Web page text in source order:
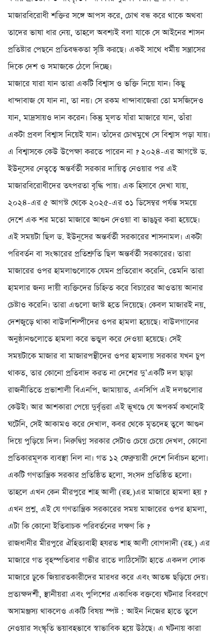
মাজারবিরোধী শক্তির সঙ্গে আপস করে, চোখ বন্ধ করে থাকে অথবা
তাদের ভাষা ধার নেয়, তাহলে অবশ্যই বলা যাকে সে আইনের শাসন
প্রতিষ্টার পেছনে প্রতিবন্ধকতা সৃষ্টি করছে। একই সাথে ধর্মীয় সন্ত্রাসের
দিকে দেশ ও সমাজকে ঠেলে দিচ্ছে।
‎মাজারে যারা যান তারা একটি বিশ্বাস ও ভক্তি নিয়ে যান। কিছু
ধান্দাবাজ যে যান না, তা নয়। সে রকম ধান্দাবাজেরা তো মসজিদেও
যান, মাদ্রসায়ও দান করেন। কিন্তু মূলত যাঁরা মাজারে যান, তাঁরা
একটা প্রবল বিশ্বাস নিয়েই যান। তাঁদের চোখমুখে সে বিশ্বাস পড়া যায়।
এ বিশ্বাসকে কেউ উপেক্ষা করতে পারেন না ? ২০২৪-এর আগস্টে ড.
ইউনূসের নেতৃত্বে অন্তর্বর্তী সরকার দায়িত্ব নেওয়ার পর এই
মাজারবিরোধীদের তৎপরতা বৃদ্ধি পায়। এক হিসাবে দেখা যায়,
২০২৪-এর ৫ আগস্ট থেকে ২০২৫-এর ৩১ ডিসেম্বর পর্যন্ত সময়ে
দেশে এক শর মতো মাজারে আগুন দেওয়া বা ভাঙচুর করা হয়েছে।
এই সময়টা ছিল ড. ইউনূসের অন্তর্বর্তী সরকারের শাসনামল। একটা
পরিবর্তন বা সংস্কারের প্রতিশ্রুতি ছিল অন্তর্বর্তী সরকারের। তারা
মাজারের ওপর হামলাগুলোকে যেমন প্রতিরোধ করেনি, তেমনি তারা
হামলার জন্য দায়ী ব্যক্তিদের চিহ্নিত করে বিচারের আওতায় আনার
চেষ্টাও করেনি। তারা এগুলো জাস্ট হতে দিয়েছে। কেবল মাজারই নয়,
দেশজুড়ে থাকা বাউলশিল্পীদের ওপর হামলা হয়েছে। বাউলগানের
অনুষ্ঠানগুলোতে হামলা করে ভন্ডুল করে দেওয়া হয়েছে। সেই
সময়টাকে মাজার বা মাজারপন্থীদের ওপর হামলায় সরকার যখন চুপ
থাকত, তার কোনো প্রতিবাদ করত না দেশের দু’একটি দল ছাড়া
রাজনীতিতে প্রভাশালী বিএনপি, জামায়াত, এনসিপি এই দলগুলোর
কেউই। আর আশকারা পেয়ে দুর্বৃত্তরা এই ভূখণ্ডে যে অপকর্ম কখনোই
ঘটেনি, সেই আকামও করে দেখাল, কবর থেকে মৃতদেহ তুলে আগুন
দিয়ে পুড়িয়ে দিল। নিরুদ্বিগ্ন সরকার সেটাও চেয়ে চেয়ে দেখল, কোনো
প্রতিকারমূলক ব্যবস্থা নিল না। গত ১২ ফেব্রুয়ারী দেশে নির্বাচন হলো।
একটি গণতান্ত্রিক সরকার প্রতিষ্ঠিত হলো, সংসদ প্রতিষ্ঠিত হলো।
তাহলে এখন কেন মীরপুরে শাহ আলী (রহ.)এর মাজারে হামলা হয় ?
এখন প্রশ্ন, এই যে গণতান্ত্রিক সরকারের সময় মাজারের ওপর হামলা,
এটা কি কোনো ইতিবাচক পরিবর্তনের লক্ষণ কি ?
‎রাজধানীর মীরপুরে ঐহিত্যবাহী হযরত শাহ আলী বোগদাদী (রহ.) এর
মাজারে গত বৃহস্পতিবার গভীর রাতে লাঠিসোঁটা হাতে একদল লোক
মাজারে ঢুকে জিয়ারতকারীদের মারধর করে এবং আতঙ্ক ছড়িয়ে দেয়।
প্রত্যক্ষদর্শী, স্থানীয়রা এবং পুলিশের একাধিক বক্তব্যে ঘটনার বিবরণে
অসামঞ্জস্য থাকলেও একটি বিষয় স্পষ্ট : আইন নিজের হাতে তুলে
নেওয়ার সংস্কৃতি ভয়াবহভাবে স্বাভাবিক হয়ে উঠছে। এ ঘটনায় কারা